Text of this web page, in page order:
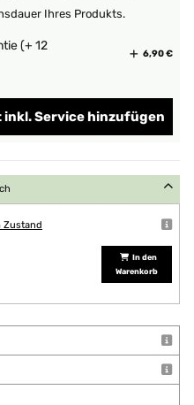
Ihres Produkts.
(+ 12
6,90 €
inkl. Service hinzufügen
Zustand
In den
Warenkorb